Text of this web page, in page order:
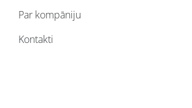
Par kompāniju
Kontakti